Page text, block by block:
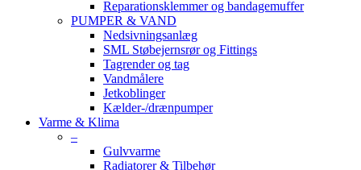
Reparationsklemmer og bandagemuffer
PUMPER & VAND
Nedsivningsanlæg
SML Støbejernsrør og Fittings
Tagrender og tag
Vandmålere
Jetkoblinger
Kælder-/drænpumper
Varme & Klima
–
Gulvvarme
Radiatorer & Tilbehør